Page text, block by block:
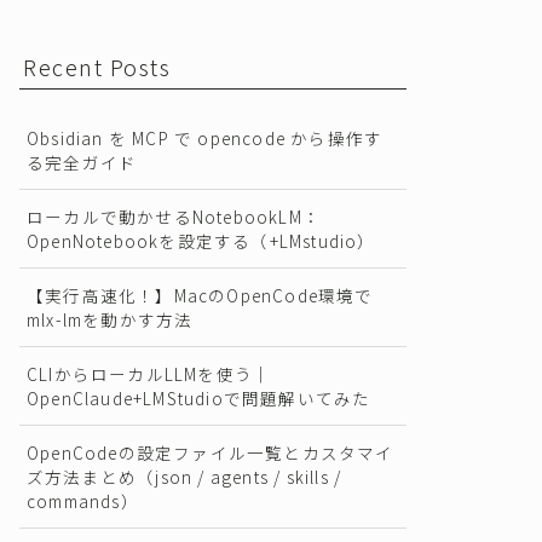
Recent Posts
Obsidian を MCP で opencode から操作す
る完全ガイド
ローカルで動かせるNotebookLM：
OpenNotebookを設定する（+LMstudio）
【実行高速化！】MacのOpenCode環境で
mlx-lmを動かす方法
CLIからローカルLLMを使う｜
OpenClaude+LMStudioで問題解いてみた
OpenCodeの設定ファイル一覧とカスタマイ
ズ方法まとめ（json / agents / skills /
commands）